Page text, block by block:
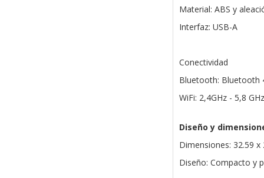
Material: ABS y
Interfaz: USB-A
Conectividad
Bluetooth: Bluetooth
WiFi: 2,4GHz - 5,8 GHz
Diseño y
Dimensiones: 32.59
Diseño: Compacto y